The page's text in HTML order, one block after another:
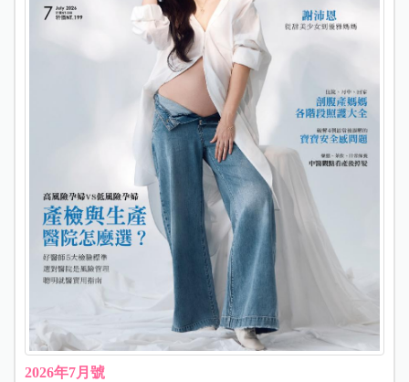
2026年7月號